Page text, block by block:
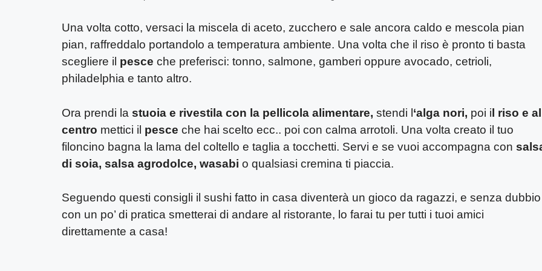
Una volta cotto, versaci la miscela di aceto, zucchero e sale ancora caldo e mescola pian
pian, raffreddalo portandolo a temperatura ambiente. Una volta che il riso è pronto ti basta
scegliere il pesce che preferisci: tonno, salmone, gamberi oppure avocado, cetrioli,
philadelphia e tanto altro.
Ora prendi la stuoia e rivestila con la pellicola alimentare, stendi l ‘alga nori, poi i l riso e al
centro mettici il pesce che hai scelto ecc.. poi con calma arrotoli. Una volta creato il tuo
filoncino bagna la lama del coltello e taglia a tocchetti. Servi e se vuoi accompagna con
di soia, salsa agrodolce, wasabi o qualsiasi cremina ti piaccia.
Seguendo questi consigli il sushi fatto in casa diventerà un gioco da ragazzi, e senza dubbio
con un po’ di pratica smetterai di andare al ristorante, lo farai tu per tutti i tuoi amici
direttamente a casa!